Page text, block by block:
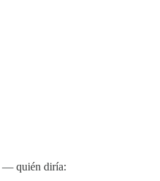
— quién diría: